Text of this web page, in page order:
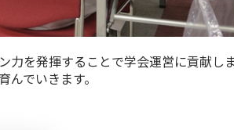
を発揮することで学会運営に貢献し
でいきます。